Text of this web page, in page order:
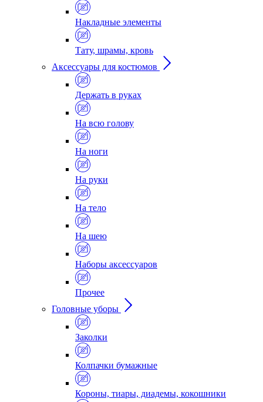
Накладные элементы
Тату, шрамы, кровь
Аксессуары для костюмов
Держать в руках
На всю голову
На ноги
На руки
На тело
На шею
Наборы аксессуаров
Прочее
Головные уборы
Заколки
Колпачки бумажные
Короны, тиары, диадемы, кокошники